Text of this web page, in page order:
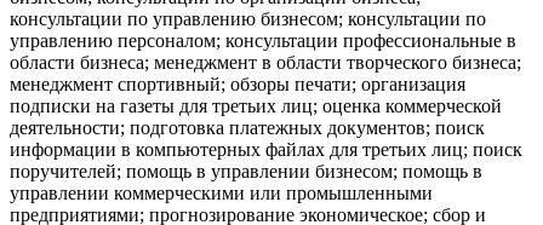
консультации по управлению бизнесом; консультации по
управлению персоналом; консультации профессиональные в
области бизнеса; менеджмент в области творческого бизнеса;
менеджмент спортивный; обзоры печати; организация
подписки на газеты для третьих лиц; оценка коммерческой
деятельности; подготовка платежных документов; поиск
информации в компьютерных файлах для третьих лиц; поиск
поручителей; помощь в управлении бизнесом; помощь в
управлении коммерческими или промышленными
предприятиями; прогнозирование экономическое; сбор и